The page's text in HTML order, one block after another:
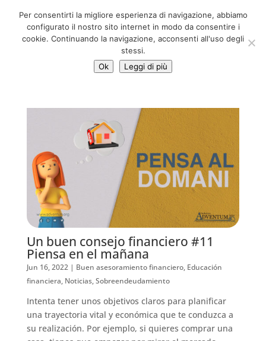
info@adventum.org
Un buen consejo financiero #11
Piensa en el mañana
Jun 16, 2022| Buen asesoramiento financiero, Educación
financiera, Noticias,Sobreendeudamiento
Intenta tener unos objetivos claros para planificar
una trayectoria vital y económica que te conduzca a
su realización. Por ejemplo, si quieres comprar una
Per consentirti la migliore esperienza di navigazione, abbiamo
configurato il nostro sito internet in modo da consentire i
cookie. Continuando la navigazione, acconsenti all'uso degli
stessi.
Ok
Leggi di più